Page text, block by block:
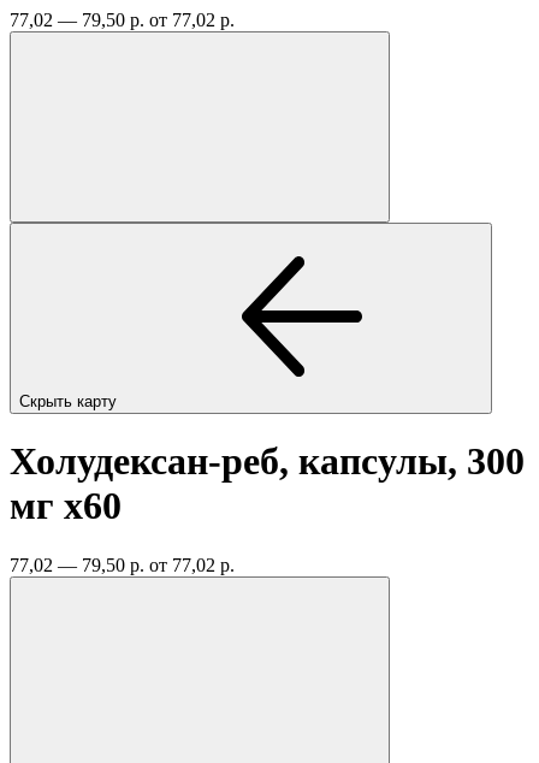
77,02 — 79,50 р. от 77,02 р.
Скрыть карту
Холудексан-реб, капсулы, 300
мг x60
77,02 — 79,50 р. от 77,02 р.